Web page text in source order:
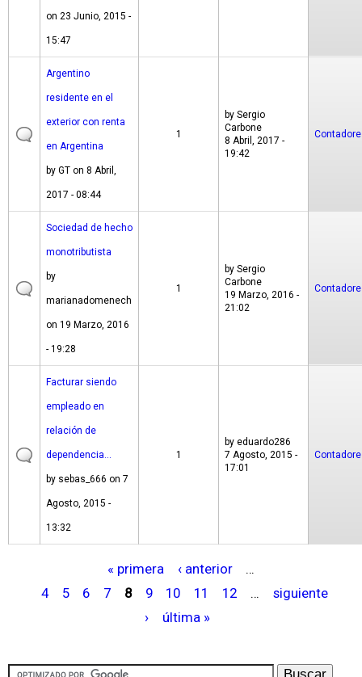
on 23 Junio, 2015 -
15:47
Argentino
residente en el
exterior con renta
en Argentina
by GT on 8 Abril,
2017 - 08:44
1
by Sergio
Carbone
8 Abril, 2017 -
19:42
Sociedad de hecho
monotributista
by
marianadomenech
on 19 Marzo, 2016
- 19:28
1
by Sergio
Carbone
19 Marzo, 2016 -
21:02
Facturar siendo
empleado en
relación de
dependencia...
by sebas_666 on 7
Agosto, 2015 -
13:32
1
by eduardo286
7 Agosto, 2015 -
17:01
i
« primera ‹ anterior
…
4
5 6 7 8 9 10 11 12 …
siguiente
›
última »